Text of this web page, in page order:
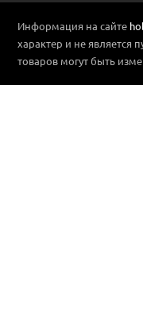
Информация на сайте
характер и не является
товаров могут быть